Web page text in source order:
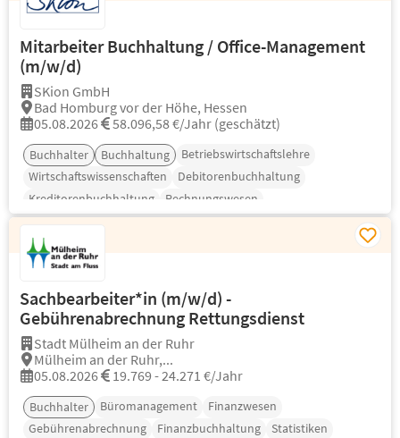
Mitarbeiter Buchhaltung / Office-Management
(m/w/d)
SKion GmbH
Bad Homburg vor der Höhe, Hessen
05.08.2026
58.096,58 €/Jahr (geschätzt)
Buchhalter Buchhaltung
Betriebswirtschaftslehre
Wirtschaftswissenschaften
Debitorenbuchhaltung
Kreditorenbuchhaltung
Rechnungswesen
Sachbearbeiter*in (m/w/d) -
Gebührenabrechnung Rettungsdienst
Stadt Mülheim an der Ruhr
Mülheim an der Ruhr,...
05.08.2026
19.769 - 24.271 €/Jahr
Buchhalter Büromanagement
Finanzwesen
Gebührenabrechnung
Finanzbuchhaltung Statistiken